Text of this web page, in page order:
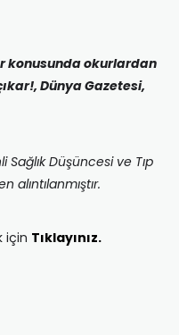
konusunda okurlardan
Dünya Gazetesi,
Sağlık Düşüncesi ve Tıp
alıntılanmıştır.
için Tıklayınız.